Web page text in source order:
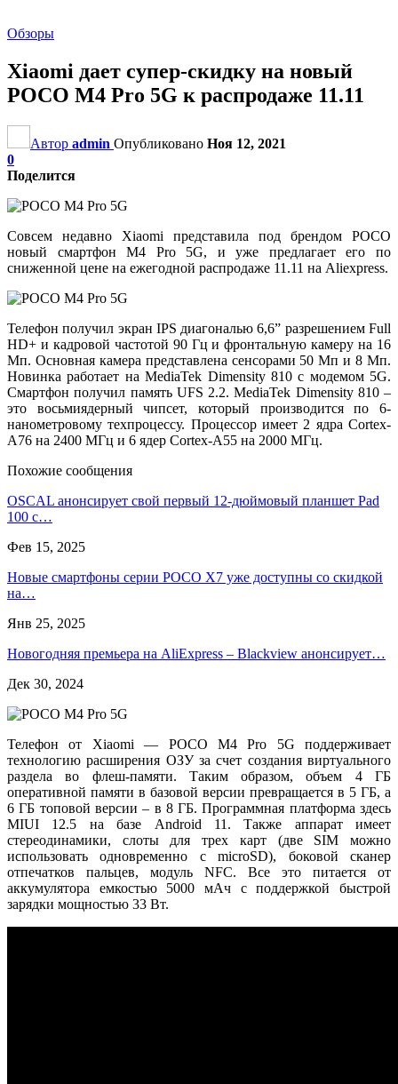
Обзоры
Xiaomi дает супер-скидку на новый
POCO M4 Pro 5G к распродаже 11.11
Автор admin Опубликовано Ноя 12, 2021
0
Поделится
Совсем недавно Xiaomi представила под брендом POCO
новый смартфон M4 Pro 5G, и уже предлагает его по
сниженной цене на ежегодной распродаже 11.11 на Aliexpress.
Телефон получил экран IPS диагональю 6,6” разрешением Full
HD+ и кадровой частотой 90 Гц и фронтальную камеру на 16
Мп. Основная камера представлена ​​сенсорами 50 Мп и 8 Мп.
Новинка работает на MediaTek Dimensity 810 с модемом 5G.
Смартфон получил память UFS 2.2. MediaTek Dimensity 810 –
это восьмиядерный чипсет, который производится по 6-
нанометровому техпроцессу. Процессор имеет 2 ядра Cortex-
A76 на 2400 МГц и 6 ядер Cortex-A55 на 2000 МГц.
Похожие сообщения
OSCAL анонсирует свой первый 12-дюймовый планшет Pad
100 с…
Фев 15, 2025
Новые смартфоны серии POCO X7 уже доступны со скидкой
на…
Янв 25, 2025
Новогодняя премьера на AliExpress – Blackview анонсирует…
Дек 30, 2024
Телефон от Xiaomi — POCO M4 Pro 5G поддерживает
технологию расширения ОЗУ за счет создания виртуального
раздела во флеш-памяти. Таким образом, объем 4 ГБ
оперативной памяти в базовой версии превращается в 5 ГБ, а
6 ГБ топовой версии – в 8 ГБ. Программная платформа здесь
MIUI 12.5 на базе Android 11. Также аппарат имеет
стереодинамики, слоты для трех карт (две SIM можно
использовать одновременно с microSD), боковой сканер
отпечатков пальцев, модуль NFC. Все это питается от
аккумулятора емкостью 5000 мАч с поддержкой быстрой
зарядки мощностью 33 Вт.